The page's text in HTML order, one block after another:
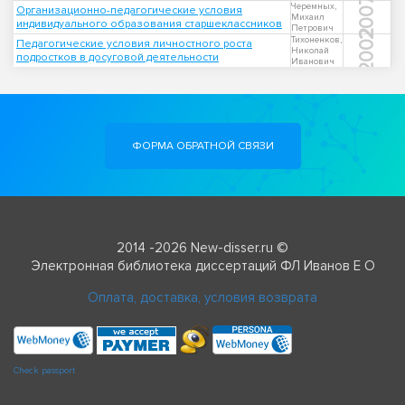
Организационно-педагогические условия
индивидуального образования старшеклассников
Черемных,
Михаил
Петрович
2007
Педагогические условия личностного роста
подростков в досуговой деятельности
Тихоненков,
Николай
Иванович
2002
ФОРМА ОБРАТНОЙ СВЯЗИ
2014 -2026 New-disser.ru ©
Электронная библиотека диссертаций ФЛ Иванов Е О
Оплата, доставка, условия возврата
Check passport